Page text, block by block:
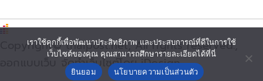
Copyright© thaipost.net, All rights reserved.,
ออกแบบเว็บ จัดทำเว็บไซต์โดย iDesign
เราใช้คุกกี้เพื่อพัฒนาประสิทธิภาพ และประสบการณ์ที่ดีในการใช้
เว็บไซต์ของคุณ คุณสามารถศึกษารายละเอียดได้ที่นี่
ยินยอม
นโยบายความเป็นส่วนตัว